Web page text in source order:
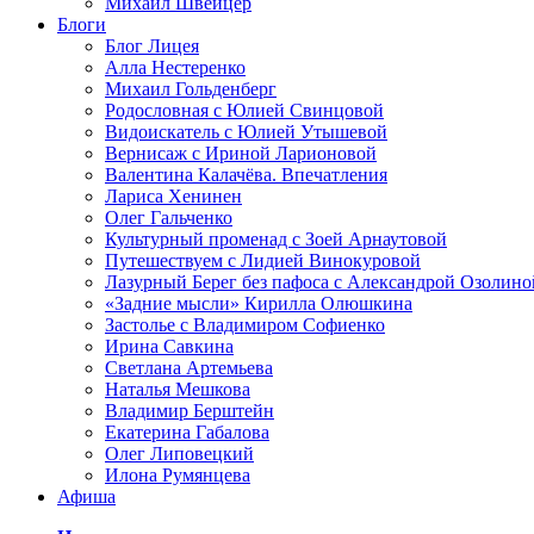
Блоги
Блог Лицея
Алла Нестеренко
Михаил Гольденберг
Родословная с Юлией Свинцовой
Видоискатель с Юлией Утышевой
Вернисаж с Ириной Ларионовой
Валентина Калачёва. Впечатления
Лариса Хенинен
Олег Гальченко
Культурный променад с Зоей Арнаутовой
Путешествуем с Лидией Винокуровой
Лазурный Берег без пафоса с Александрой
«Задние мысли» Кирилла Олюшкина
Застолье с Владимиром Софиенко
Ирина Савкина
Светлана Артемьева
Наталья Мешкова
Владимир Берштейн
Екатерина Габалова
Олег Липовецкий
Илона Румянцева
Афиша